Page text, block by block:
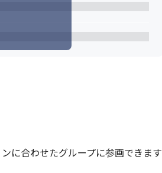
に合わせたグループに参画できます